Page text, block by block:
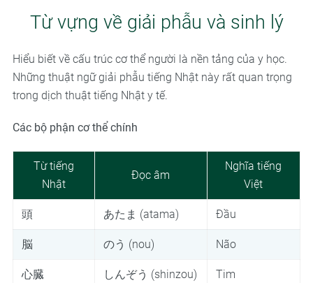
Từ vựng về giải phẫu và sinh lý
Hiểu biết về cấu trúc cơ thể người là nền tảng của y học.
Những thuật ngữ giải phẫu tiếng Nhật này rất quan trọng
trong dịch thuật tiếng Nhật y tế.
Các bộ phận cơ thể chính
Từ tiếng
Nhật
Đọc âm
Nghĩa tiếng
Việt
頭 あたま (atama) Đầu
脳 のう (nou) Não
心臓 しんぞう (shinzou) Tim